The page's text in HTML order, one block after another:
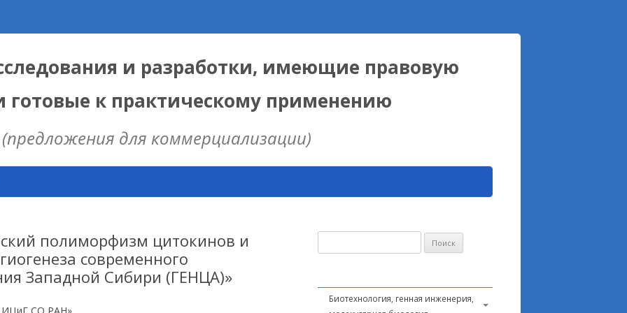
и разработки, имеющие правовую
готовые к практическому применению
(предложения для коммерциализации)
Skip
МОДЕЛЬ
полиморфизм цитокинов и
современного
Западной Сибири (ГЕНЦА)»
Биотехнология, генная инженерия,